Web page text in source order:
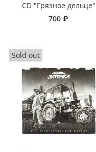
CD "Грязное дельце"
700 ₽